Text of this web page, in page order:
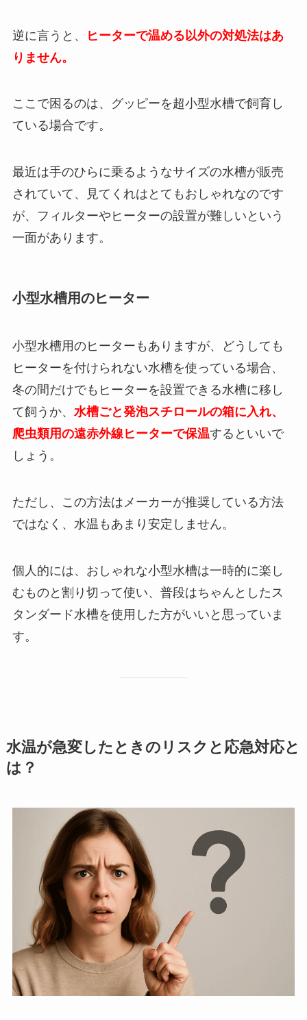
逆に言うと、
ヒーターで温める以外の対処法はあ
りません。
ここで困るのは、グッピーを超小型水槽で飼育し
ている場合です。
最近は手のひらに乗るようなサイズの水槽が販売
されていて、見てくれはとてもおしゃれなのです
が、フィルターやヒーターの設置が難しいという
一面があります。
小型水槽用のヒーター
小型水槽用のヒーターもありますが、どうしても
ヒーターを付けられない水槽を使っている場合、
冬の間だけでもヒーターを設置できる水槽に移し
て飼うか、 水槽ごと発泡スチロールの箱に入れ、
爬虫類用の遠赤外線ヒーターで保温するといいで
しょう。
ただし、この方法はメーカーが推奨している方法
ではなく、水温もあまり安定しません。
個人的には、おしゃれな小型水槽は一時的に楽し
むものと割り切って使い、普段はちゃんとしたス
タンダード水槽を使用した方がいいと思っていま
す。
水温が急変したときのリスクと応急対応と
は？